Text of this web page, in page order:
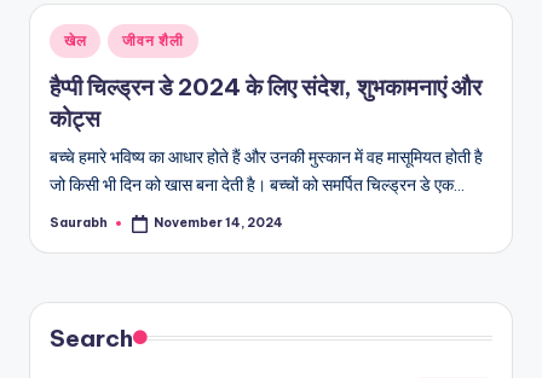
और
विश्व
Posted
in
खेल जीवन शैली
हैप्पी चिल्ड्रन डे 2024 के लिए संदेश, शुभकामनाएं और
कोट्स
बच्चे हमारे भविष्य का आधार होते हैं और उनकी मुस्कान में वह मासूमियत होती है
जो किसी भी दिन को खास बना देती है। बच्चों को समर्पित चिल्ड्रन डे एक…
Posted
Saurabh November 14, 2024
Search